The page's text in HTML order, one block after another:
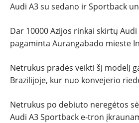
Audi A3 su sedano ir Sportback
Dar 10000 Azijos rinkai skirtų
pagaminta Aurangabado mieste
Netrukus pradės veikti šį modelį
Brazilijoje, kur nuo konvejerio
Netrukus po debiuto neregėtos
Audi A3 Sportback e‑tron